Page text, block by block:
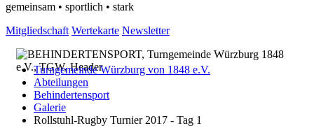
gemeinsam • sportlich • stark
Mitgliedschaft Wertekarte Newsletter
Turngemeinde Würzburg von 1848 e.V.
Abteilungen
Behindertensport
Galerie
Rollstuhl-Rugby Turnier 2017 - Tag 1